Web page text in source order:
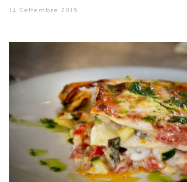
14 Settembre 2015